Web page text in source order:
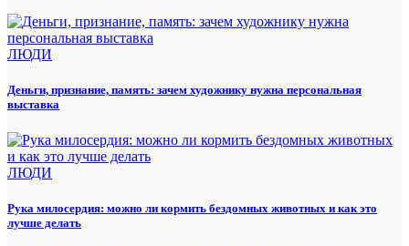
ЛЮДИ
Деньги, признание, память: зачем художнику нужна персональная
выставка
ЛЮДИ
Рука милосердия: можно ли кормить бездомных животных и как это
лучше делать